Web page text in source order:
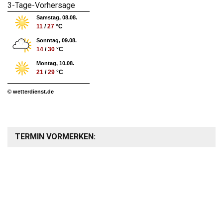
3-Tage-Vorhersage
Samstag, 08.08.
11 /27 °C
Sonntag, 09.08.
14 /30 °C
Montag, 10.08.
21 /29 °C
© wetterdienst.de
TERMIN VORMERKEN: